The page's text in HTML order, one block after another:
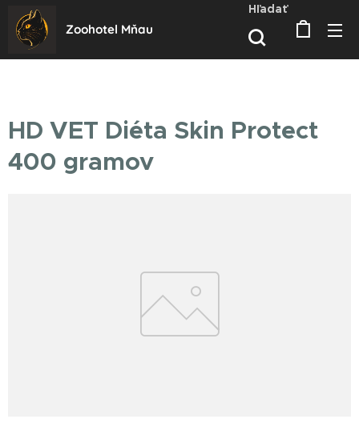
Zoohotel Mňau
Hľadať
HD VET Diéta Skin Protect
400 gramov